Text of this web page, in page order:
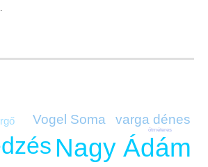
Nagy Ádám
varga dénes
Vogel Soma
ötméteres